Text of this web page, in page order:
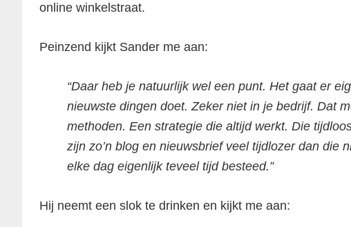
online winkelstraat.
Peinzend kijkt Sander me aan:
“Daar heb je natuurlijk wel een punt. Het gaat er
nieuwste dingen doet. Zeker niet in je bedrijf. Dat
methoden. Een strategie die altijd werkt. Die
zijn zo’n blog en nieuwsbrief veel tijdlozer dan die
elke dag eigenlijk teveel tijd besteed.”
Hij neemt een slok te drinken en kijkt me aan: